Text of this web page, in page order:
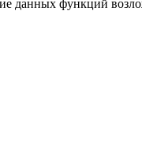
данных функций